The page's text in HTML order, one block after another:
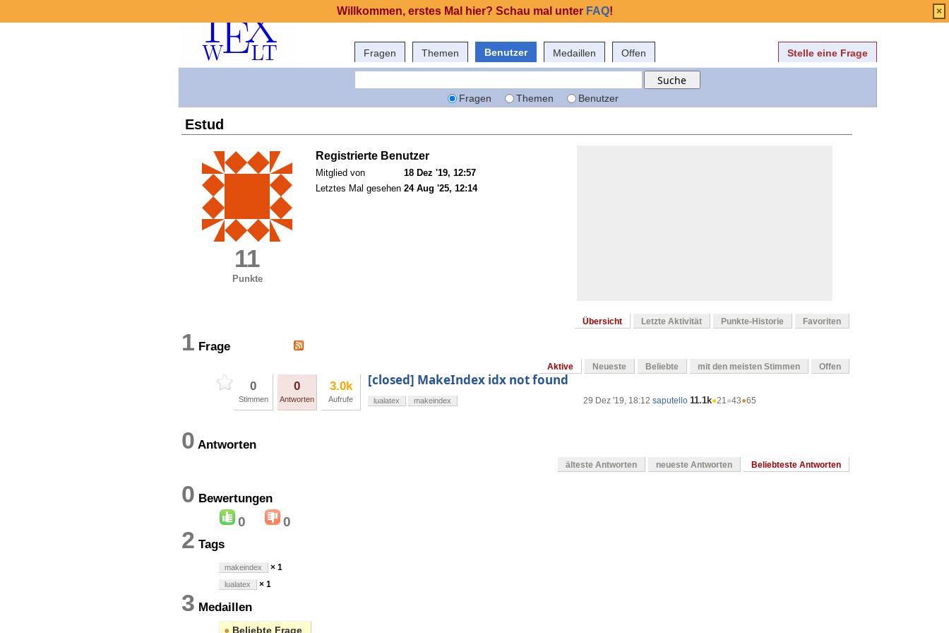
Fragen Themen Benutzer Medaillen Offen Stelle eine Frage
Fragen Themen Benutzer
Estud
11
Punkte
Registrierte Benutzer
Mitglied von
18 Dez '19, 12:57
Letztes Mal gesehen 24 Aug '25, 12:14
Übersicht Letzte Aktivität Punkte-Historie Favoriten
1 Frage
Aktive Neueste Beliebte mit den meisten Stimmen Offen
0
Stimmen
0
Antworten
3.0k
Aufrufe
[closed] MakeIndex idx not found
29 Dez '19, 18:12 saputello 11.1k●21●43●65
lualatex makeindex
0 Antworten
älteste Antworten neueste Antworten Beliebteste Antworten
0 Bewertungen
0 0
2 Tags
makeindex × 1
lualatex × 1
3 Medaillen
● Beliebte Frage
Willkommen, erstes Mal hier? Schau mal unter FAQ! ×